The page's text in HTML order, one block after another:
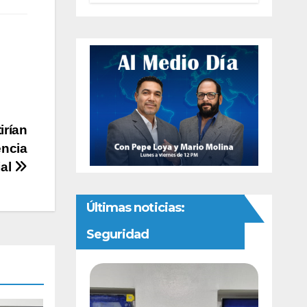
Chihuahua
Últimas noticias:
Seguridad